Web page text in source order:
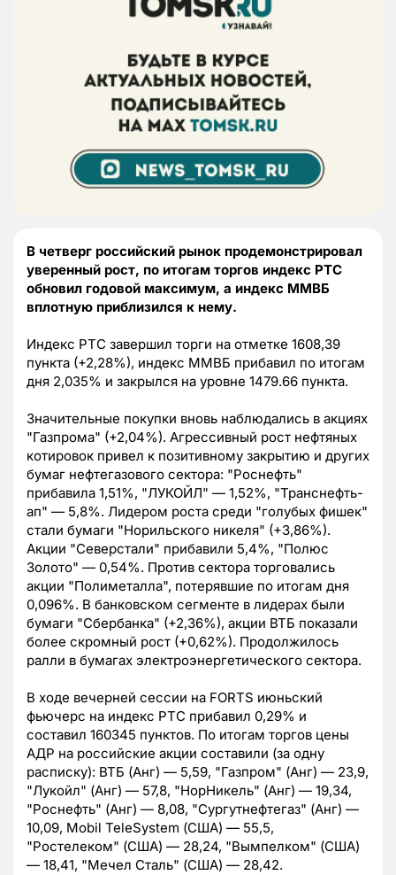
В четверг российский рынок продемонстрировал
уверенный рост, по итогам торгов индекс РТС
обновил годовой максимум, а индекс ММВБ
вплотную приблизился к нему.
Индекс РТС завершил торги на отметке 1608,39
пункта (+2,28%), индекс ММВБ прибавил по итогам
дня 2,035% и закрылся на уровне 1479.66 пункта.
Значительные покупки вновь наблюдались в акциях
"Газпрома" (+2,04%). Агрессивный рост нефтяных
котировок привел к позитивному закрытию и других
бумаг нефтегазового сектора: "Роснефть"
прибавила 1,51%, "ЛУКОЙЛ" — 1,52%, "Транснефть-
ап" — 5,8%. Лидером роста среди "голубых фишек"
стали бумаги "Норильского никеля" (+3,86%).
Акции "Северстали" прибавили 5,4%, "Полюс
Золото" — 0,54%. Против сектора торговались
акции "Полиметалла", потерявшие по итогам дня
0,096%. В банковском сегменте в лидерах были
бумаги "Сбербанка" (+2,36%), акции ВТБ показали
более скромный рост (+0,62%). Продолжилось
ралли в бумагах электроэнергетического сектора.
В ходе вечерней сессии на FORTS июньский
фьючерс на индекс РТС прибавил 0,29% и
составил 160345 пунктов. По итогам торгов цены
АДР на российские акции составили (за одну
расписку): ВТБ (Анг) — 5,59, "Газпром" (Анг) — 23,9,
"Лукойл" (Анг) — 57,8, "НорНикель" (Анг) — 19,34,
"Роснефть" (Анг) — 8,08, "Сургутнефтегаз" (Анг) —
10,09, Mobil TeleSystem (США) — 55,5,
"Ростелеком" (США) — 28,24, "Вымпелком" (США)
— 18,41, "Мечел Сталь" (США) — 28,42.